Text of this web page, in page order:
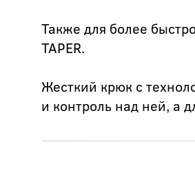
Также для более
TAPER.
Жесткий крюк с
и контроль над ней, а